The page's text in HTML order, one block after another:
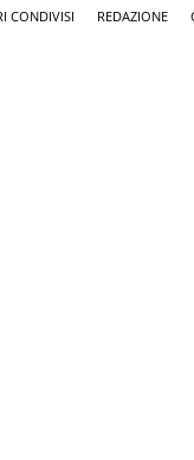
CONDIVISI REDAZIONE